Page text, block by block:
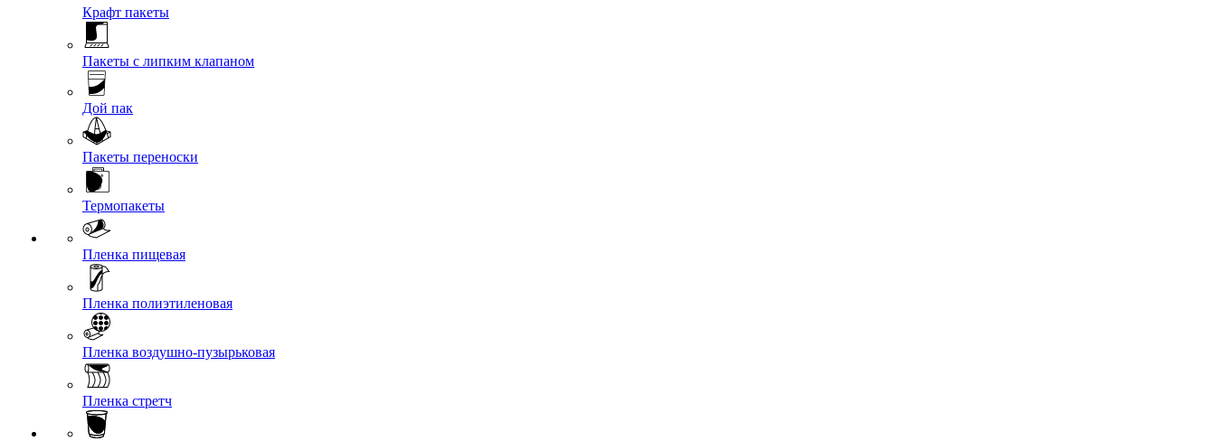
Крафт пакеты
Пакеты с липким клапаном
Дой пак
Пакеты переноски
Термопакеты
Пленка пищевая
Пленка полиэтиленовая
Пленка воздушно-пузырьковая
Пленка стретч